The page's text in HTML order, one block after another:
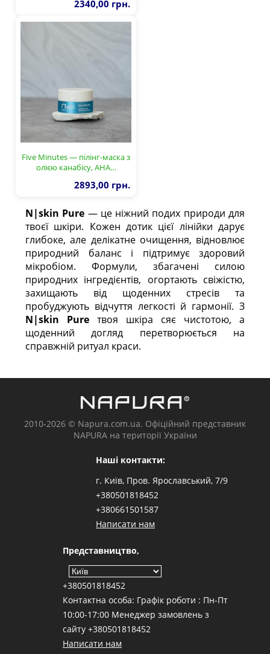
2340,00 грн.
Five Minutes — пілінг-маска з
олією канабісу, AHA…
2893,00 грн.
N|skin Pure — це ніжний подих природи для
твоєї шкіри. Кожен дотик цієї лінійки дарує
глибоке, але делікатне очищення, відновлює
природний баланс і підтримує здоровий
мікробіом. Формули, збагачені силою
природних інгредієнтів, огортають свіжістю,
захищають від щоденних стресів та
пробуджують відчуття легкості й гармонії. З
N|skin Pure твоя шкіра сяє чистотою, а
щоденний догляд перетворюється на
справжній ритуал краси.
2010-2026 © Napura.com.ua. Офіційний представник
NAPURA на території України
Наші контакти:
г. Київ, Пров. Ярославський, 7/9
+380501818452
+380661501587
Написати нам
Представництво,
+380501818452
Контактна особа: Графік роботи : Пн-Пт
10:00-17:00 Менеджер замовлень з
сайту +380501818452
Написати нам